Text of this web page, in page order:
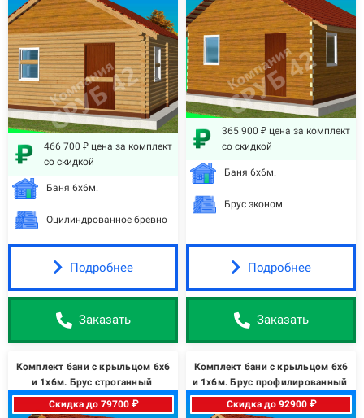
466 700 ₽ цена за комплект
со скидкой
Баня 6х6м.
Оцилиндрованное бревно
Подробнее
Заказать
365 900 ₽ цена за комплект
со скидкой
Баня 6х6м.
Брус эконом
Подробнее
Заказать
Комплект бани с крыльцом 6х6
и 1х6м. Брус строганный
Скидка до 79700 ₽
Комплект бани с крыльцом 6х6
и 1х6м. Брус профилированный
Скидка до 92900 ₽